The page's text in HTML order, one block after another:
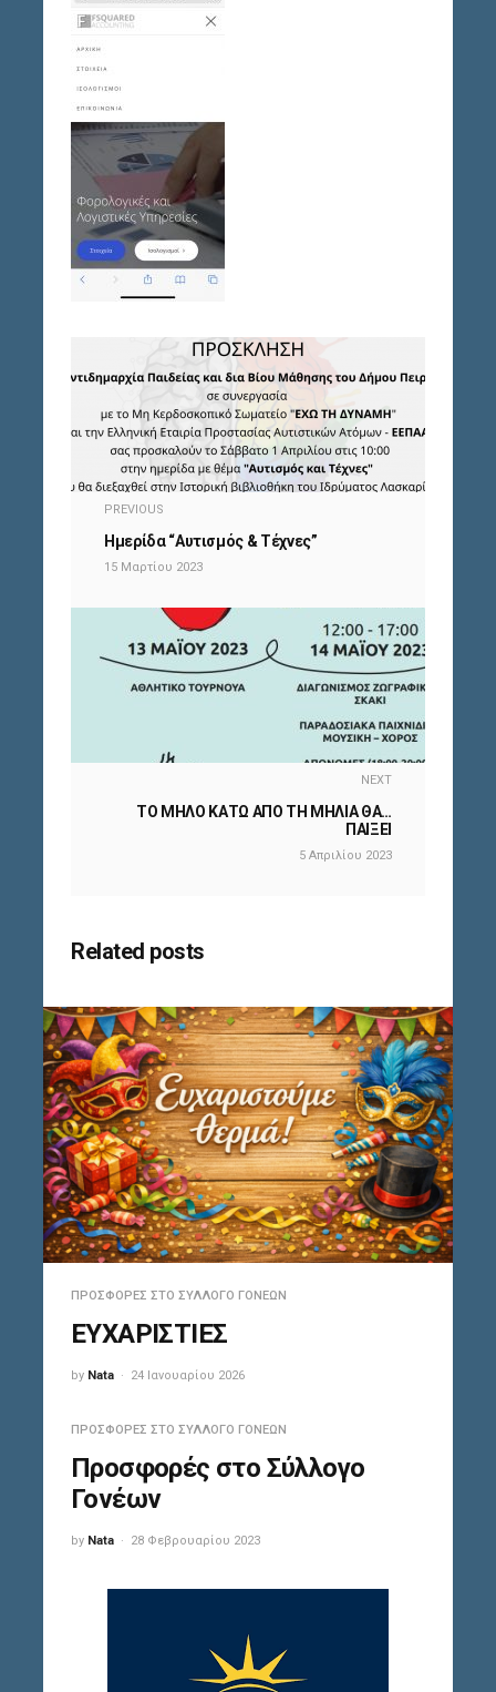
PREVIOUS
Ημερίδα “Αυτισμός & Τέχνες”
15 Μαρτίου 2023
NEXT
ΤΟ ΜΗΛΟ ΚΑΤΩ ΑΠΟ ΤΗ ΜΗΛΙΑ ΘΑ…
ΠΑΙΞΕΙ
5 Απριλίου 2023
Related posts
ΠΡΟΣΦΟΡΈΣ ΣΤΟ ΣΎΛΛΟΓΟ ΓΟΝΈΩΝ
ΕΥΧΑΡΙΣΤΙΕΣ
by Nata 24 Ιανουαρίου 2026
ΠΡΟΣΦΟΡΈΣ ΣΤΟ ΣΎΛΛΟΓΟ ΓΟΝΈΩΝ
Προσφορές στο Σύλλογο
Γονέων
by Nata 28 Φεβρουαρίου 2023